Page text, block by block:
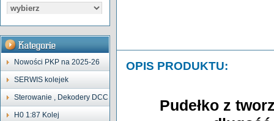
Nowości PKP na 2025-26
SERWIS kolejek
Sterowanie , Dekodery DCC
H0 1:87 Kolej
OPIS PRODUKTU:
Pudełko z